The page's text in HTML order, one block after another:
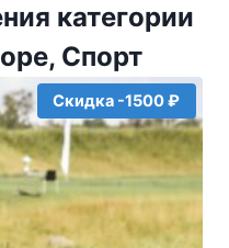
категории
Спорт
Скидка -1500 ₽